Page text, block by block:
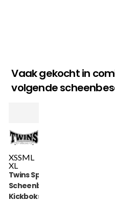
Vaak gekocht in
volgende
XSSML
XL
Twins Special
Scheenbeschermers
Kickboksen (SGL 7